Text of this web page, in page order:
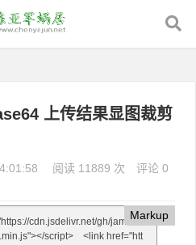
上传结果显图裁剪
阅读 11889 次
评论 0
Markup